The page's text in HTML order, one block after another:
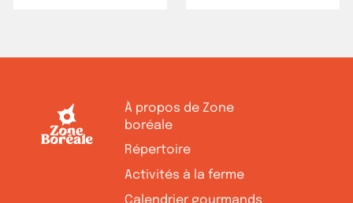
À propos de Zone
boréale
Répertoire
Activités à la ferme
Calendrier gourmands